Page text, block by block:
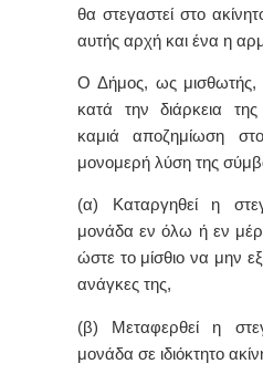
θα στεγαστεί στο
αυτής αρχή και ένα η
Ο Δήμος, ως μισθωτής,
κατά την διάρκεια
καμιά αποζημίωση
μονομερή λύση της
(α) Καταργηθεί η
μονάδα εν όλω ή εν
ώστε το μίσθιο να μην
ανάγκες της,
(β) Μεταφερθεί η
μονάδα σε ιδιόκτητο